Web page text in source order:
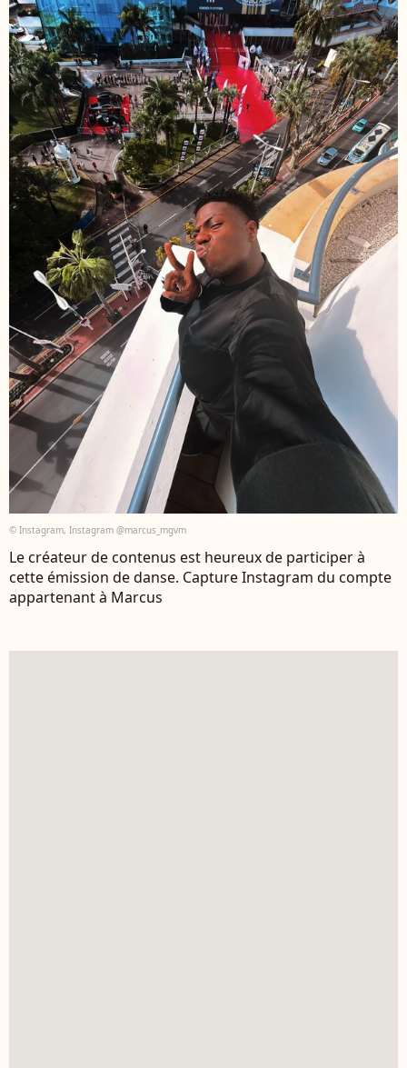
© Instagram, Instagram @marcus_mgvm
Le créateur de contenus est heureux de participer à
cette émission de danse. Capture Instagram du compte
appartenant à Marcus